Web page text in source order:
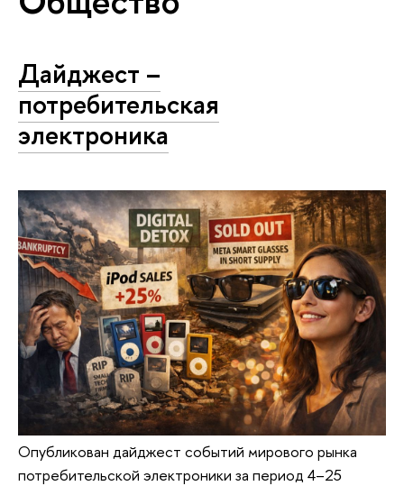
Дайджест –
потребительская
электроника
Опубликован дайджест событий мирового рынка
потребительской электроники за период 4–25